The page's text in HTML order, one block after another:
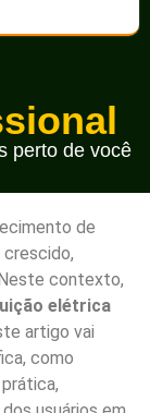
de
para
podem
realizar
ter
para executar